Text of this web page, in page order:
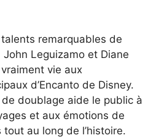
remarquables de
Leguizamo et Diane
vie aux
d’Encanto de Disney.
doublage aide le public à
et aux émotions de
au long de l’histoire.